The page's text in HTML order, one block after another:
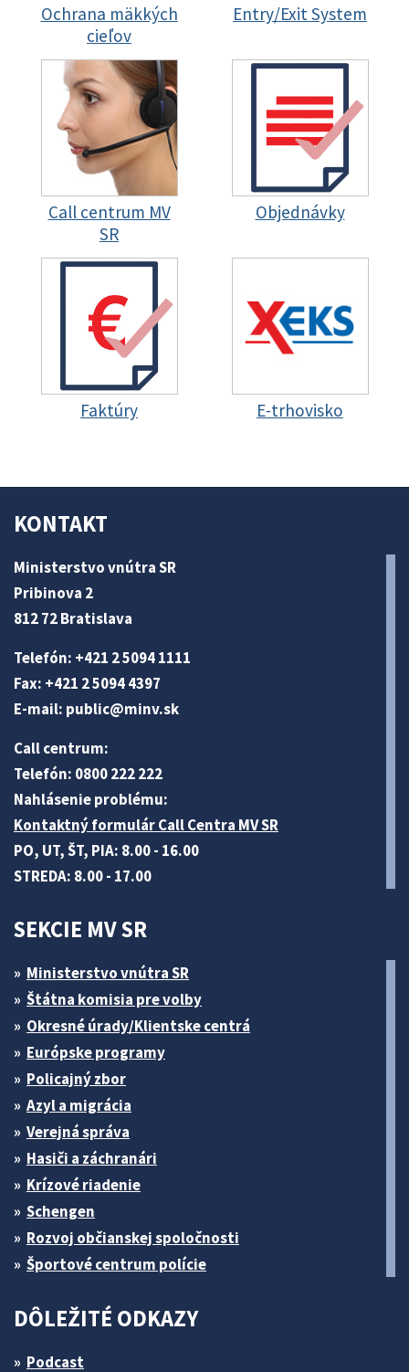
Ochrana mäkkých
cieľov
Entry/Exit System
Call centrum MV
SR
Objednávky
Faktúry E-trhovisko
KONTAKT
Ministerstvo vnútra SR
Pribinova 2
812 72 Bratislava
Telefón: +421 2 5094 1111
Fax: +421 2 5094 4397
E-mail: public@minv.sk
Call centrum:
Telefón: 0800 222 222
Nahlásenie problému:
Kontaktný formulár Call Centra MV SR
PO, UT, ŠT, PIA: 8.00 - 16.00
STREDA: 8.00 - 17.00
SEKCIE MV SR
Ministerstvo vnútra SR
Štátna komisia pre volby
Okresné úrady/Klientske centrá
Európske programy
Policajný zbor
Azyl a migrácia
Verejná správa
Hasiči a záchranári
Krízové riadenie
Schengen
Rozvoj občianskej spoločnosti
Športové centrum polície
DÔLEŽITÉ ODKAZY
Podcast